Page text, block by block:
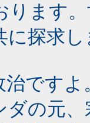
ります
に探求
ですよ
ダの元